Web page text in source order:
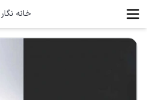
خانه نگار